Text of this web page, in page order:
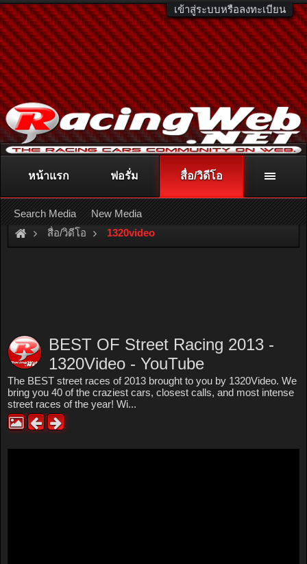
เข้าสู่ระบบหรือลงทะเบียน
ติดต่อลงโฆษณา racingweb@gmail.comหรือโทร. 081-811-1138
หรืออ่านรายละเอียดเพิ่มเติม คลิกที่นี่
สื่อ/วิดีโอ 1320video
BEST OF Street Racing 2013 -
1320Video - YouTube
The BEST street races of 2013 brought to you by 1320Video. We
bring you 40 of the craziest cars, closest calls, and most intense
street races of the year! Wi...
หน้าแรก ฟอรั่ม สื่อ/วิดีโอ
Search Media New Media